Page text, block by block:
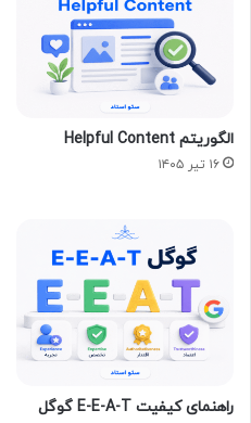
الگوریتم Helpful Content
۱۶ تیر ۱۴۰۵
راهنمای کیفیت E-E-A-T گوگل